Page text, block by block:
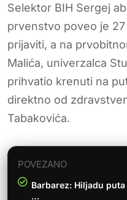
Selektor BIH Sergej
prvenstvo poveo je
prijaviti, a na
Malića, univerzalca
prihvatio krenuti na
direktno od
Tabakovića.
POVEZANO
Barbarez: Hiljadu
…